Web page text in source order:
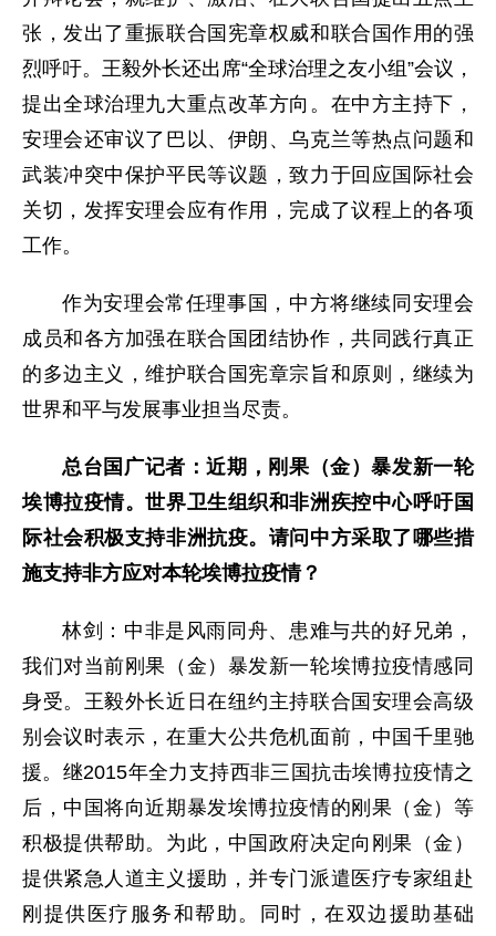
张，发出了重振联合国宪章权威和联合国作用的强
烈呼吁。王毅外长还出席“全球治理之友小组”会议，
提出全球治理九大重点改革方向。在中方主持下，
安理会还审议了巴以、伊朗、乌克兰等热点问题和
武装冲突中保护平民等议题，致力于回应国际社会
关切，发挥安理会应有作用，完成了议程上的各项
工作。
作为安理会常任理事国，中方将继续同安理会
成员和各方加强在联合国团结协作，共同践行真正
的多边主义，维护联合国宪章宗旨和原则，继续为
世界和平与发展事业担当尽责。
总台国广记者：近期，刚果（金）暴发新一轮
埃博拉疫情。世界卫生组织和非洲疾控中心呼吁国
际社会积极支持非洲抗疫。请问中方采取了哪些措
施支持非方应对本轮埃博拉疫情？
林剑：中非是风雨同舟、患难与共的好兄弟，
我们对当前刚果（金）暴发新一轮埃博拉疫情感同
身受。王毅外长近日在纽约主持联合国安理会高级
别会议时表示，在重大公共危机面前，中国千里驰
援。继2015年全力支持西非三国抗击埃博拉疫情之
后，中国将向近期暴发埃博拉疫情的刚果（金）等
积极提供帮助。为此，中国政府决定向刚果（金）
提供紧急人道主义援助，并专门派遣医疗专家组赴
刚提供医疗服务和帮助。同时，在双边援助基础